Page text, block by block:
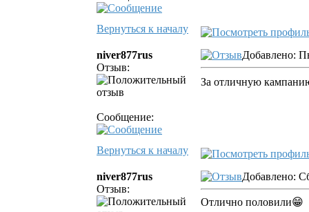
Вернуться к началу
niver877rus
Отзыв:
Сообщение:
Добавлено:
За отличную
Вернуться к началу
niver877rus
Отзыв:
Добавлено:
Отлично половили😁